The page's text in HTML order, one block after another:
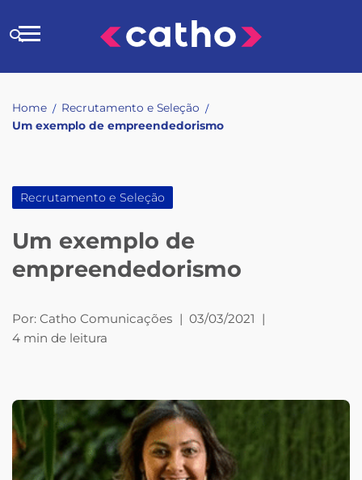
to
Buscar
Home / Recrutamento e Seleção /
Um exemplo de empreendedorismo
Recrutamento e Seleção
Um exemplo de
empreendedorismo
Por: Catho Comunicações | 03/03/2021 |
4 min de leitura